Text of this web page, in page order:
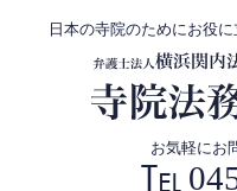
日本の寺院のためにお役
お気軽にお